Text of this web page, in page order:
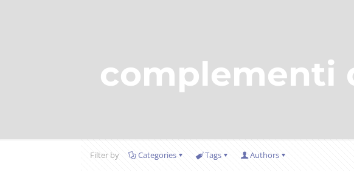
complementi
Filter by Categories Tags Authors